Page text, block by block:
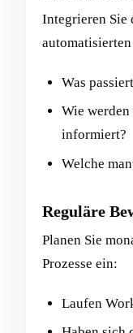
Integrieren Sie
Was
Wie
informiert?
Welche
Reguläre
Planen Sie
Prozesse ein:
Laufen